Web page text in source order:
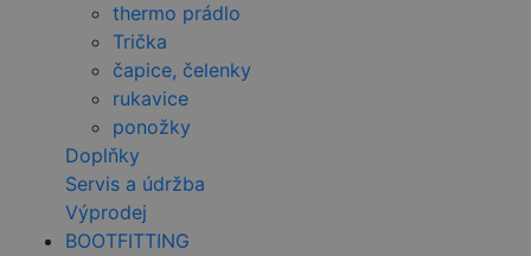
thermo prádlo
Trička
čapice, čelenky
rukavice
ponožky
Doplňky
Servis a údržba
Výprodej
BOOTFITTING